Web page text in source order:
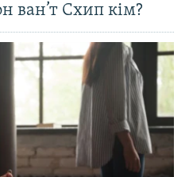
ван’т Схип кім?